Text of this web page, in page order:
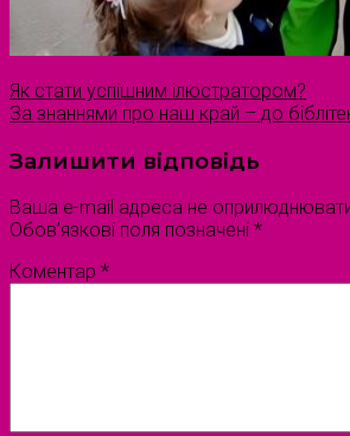
Як стати успішним ілюстратором?
За знаннями про наш край – до
Залишити відповідь
Ваша e-mail адреса не
Обов’язкові поля позначені *
Коментар *